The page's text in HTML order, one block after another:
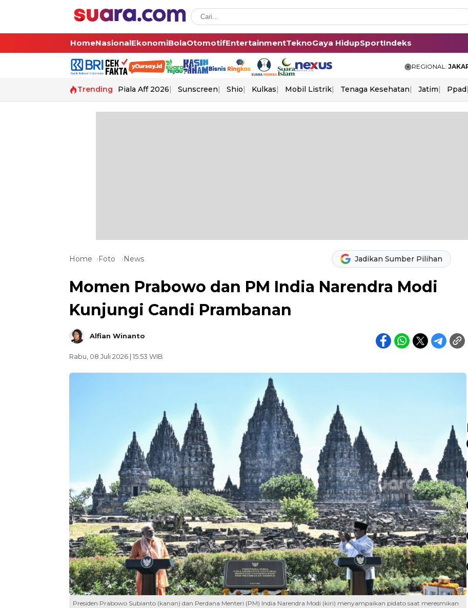
HomeNasionalEkonomiBolaOtomotifEntertainmentTeknoGaya HidupSportIndeks
REGIONAL:
Trending Piala Aff 2026 Sunscreen Shio Kulkas Mobil Listrik Tenaga Kesehatan Jatim Ppad
Home Foto News Jadikan Sumber Pilihan
Momen Prabowo dan PM India Narendra Modi
Kunjungi Candi Prambanan
Alfian Winanto
Rabu, 08 Juli 2026 | 15:53 WIB
Presiden Prabowo Subianto (kanan) dan Perdana Menteri (PM) India Narendra Modi (kiri) menyampaikan pidato saat meresmikan